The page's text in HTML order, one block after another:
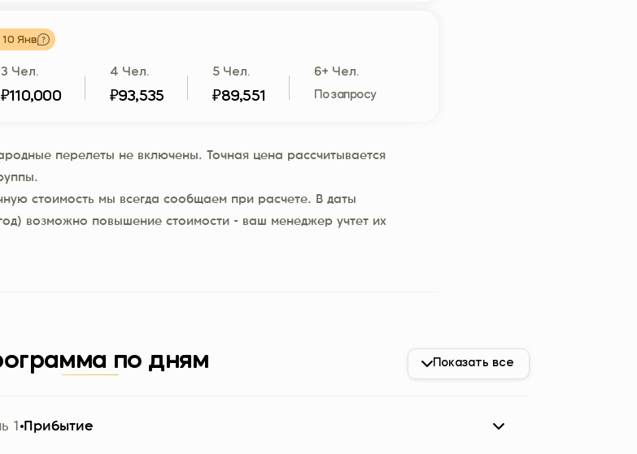
Янв
3 Чел.
₽110,000
4 Чел.
₽93,535
5 Чел.
₽89,551
6+ Чел.
По запросу
перелеты не включены. Точная цена рассчитывается
стоимость мы всегда сообщаем при расчете. В даты
возможно повышение стоимости - ваш менеджер учтет их
по дням Показать все
1 Прибытие